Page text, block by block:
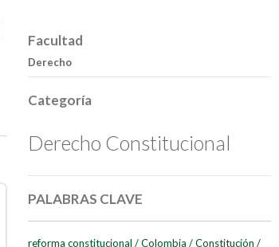
Facultad
Derecho
Categoría
Derecho Constitucional
PALABRAS CLAVE
reforma constitucional / Colombia / Constitución /